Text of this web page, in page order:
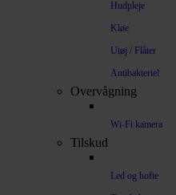
Hudpleje
Kløe
Utøj / Flåter
Antibakteriel
Overvågning
Wi-Fi kamera
Tilskud
Led og hofte